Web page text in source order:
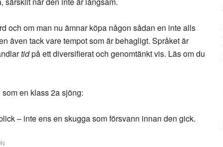
och om man nu ämnar köpa någon sådan en inte alls
även tack vare tempot som är behagligt. Språket är
tidpå ett diversifierat och genomtänkt vis. Läs om du
en klass 2a sjöng:
– inte ens en skugga som försvann innan den gick.